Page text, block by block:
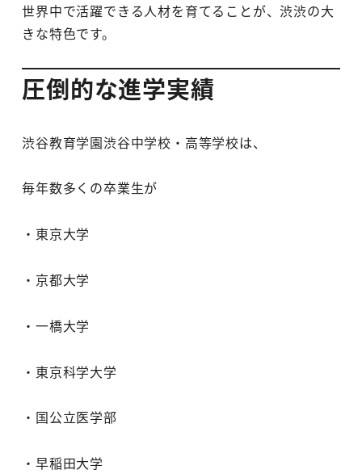
世界中で活躍できる人材を育てることが、渋渋の大
きな特色です。
圧倒的な進学実績
渋谷教育学園渋谷中学校・高等学校は、
毎年数多くの卒業生が
・東京大学
・京都大学
・一橋大学
・東京科学大学
・国公立医学部
・早稲田大学